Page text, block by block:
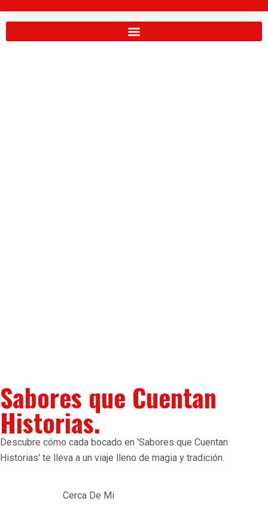
Sabores que Cuentan
Historias.
Descubre cómo cada bocado en 'Sabores que Cuentan
Historias' te lleva a un viaje lleno de magia y tradición.
Cerca De Mi